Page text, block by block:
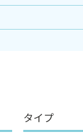
タイプ